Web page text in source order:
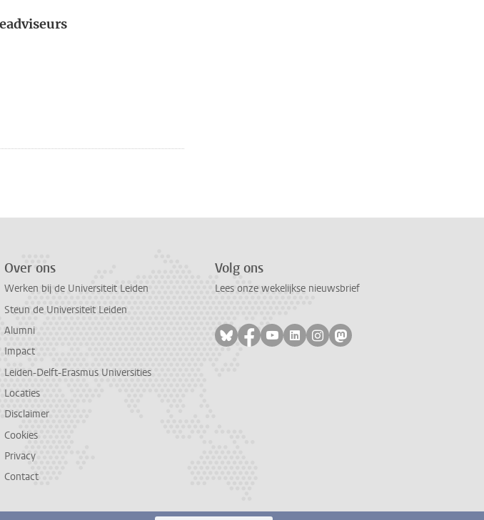
Over ons
Werken bij de Universiteit Leiden
Steun de Universiteit Leiden
Alumni
Impact
Leiden-Delft-Erasmus Universities
Locaties
Disclaimer
Cookies
Privacy
Contact
Volg ons
Lees onze wekelijkse nieuwsbrief
Volg ons op bluesky
Volg ons op facebook
Volg ons op youtube
Volg ons op linkedin
Volg ons op instagram
Volg ons op mastodon